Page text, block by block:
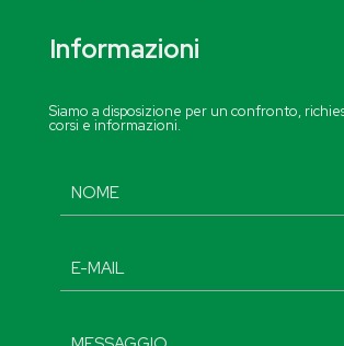
Informazioni
Siamo a disposizione per un confronto,
corsi e informazioni.